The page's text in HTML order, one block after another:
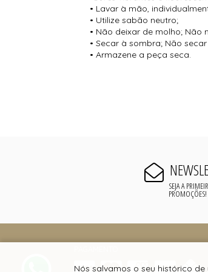
• Lavar à mão,
• Utilize sabão neutro;
• Não deixar de molho; Não
• Secar à sombra; Não
• Armazene a peça seca.
SEJA A
PROMOÇÕES!
Nós salvamos o seu histórico